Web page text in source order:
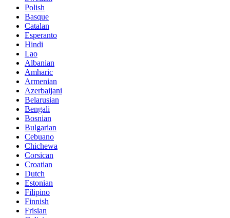
Polish
Basque
Catalan
Esperanto
Hindi
Lao
Albanian
Amharic
Armenian
Azerbaijani
Belarusian
Bengali
Bosnian
Bulgarian
Cebuano
Chichewa
Corsican
Croatian
Dutch
Estonian
Filipino
Finnish
Frisian